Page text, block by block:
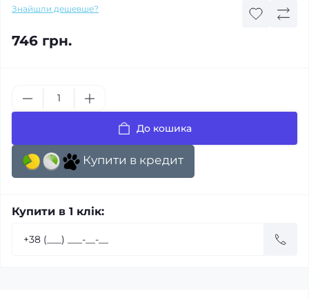
Знайшли дешевше?
746 грн.
До кошика
Купити в кредит
Купити в 1 клік: